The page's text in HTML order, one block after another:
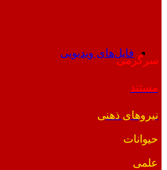
فایل‌های ویدیویی
سرگرمی
مستند
نیروهای ذهنی
حیوانات
علمی